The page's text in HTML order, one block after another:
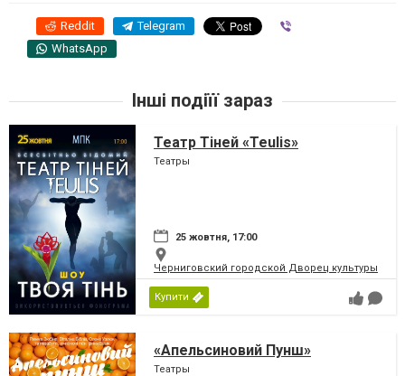
Reddit Telegram
WhatsApp
Інші подіїї зараз
Театр Тіней «Teulis»
Театры
25 жовтня, 17:00
Черниговский городской Дворец культуры
Купити
«Апельсиновий Пунш»
Театры